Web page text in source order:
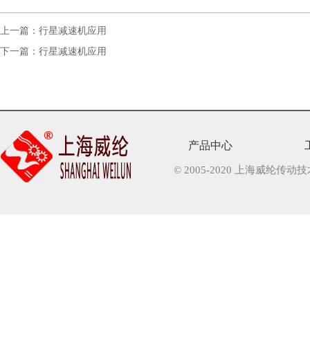
上一篇： 行星减速机应用
下一篇： 行星减速机应用
产品中心
© 2005-2020 上海威纶传动